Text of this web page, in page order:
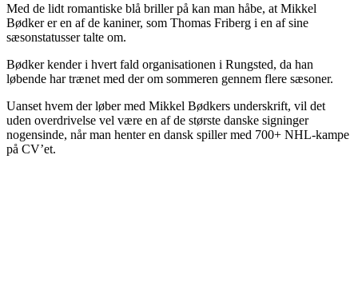
Med de lidt romantiske blå briller på kan man håbe, at Mikkel
Bødker er en af de kaniner, som Thomas Friberg i en af sine
sæsonstatusser talte om.
Bødker kender i hvert fald organisationen i Rungsted, da han
løbende har trænet med der om sommeren gennem flere sæsoner.
Uanset hvem der løber med Mikkel Bødkers underskrift, vil det
uden overdrivelse vel være en af de største danske signinger
nogensinde, når man henter en dansk spiller med 700+ NHL-kampe
på CV’et.